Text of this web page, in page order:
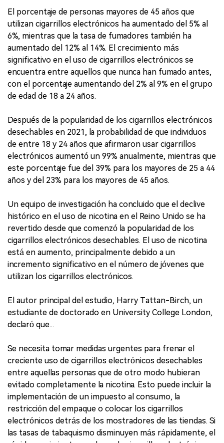
El porcentaje de personas mayores de 45 años que
utilizan cigarrillos electrónicos ha aumentado del 5% al
6%, mientras que la tasa de fumadores también ha
aumentado del 12% al 14%. El crecimiento más
significativo en el uso de cigarrillos electrónicos se
encuentra entre aquellos que nunca han fumado antes,
con el porcentaje aumentando del 2% al 9% en el grupo
de edad de 18 a 24 años.
Después de la popularidad de los cigarrillos electrónicos
desechables en 2021, la probabilidad de que individuos
de entre 18 y 24 años que afirmaron usar cigarrillos
electrónicos aumentó un 99% anualmente, mientras que
este porcentaje fue del 39% para los mayores de 25 a 44
años y del 23% para los mayores de 45 años.
Un equipo de investigación ha concluido que el declive
histórico en el uso de nicotina en el Reino Unido se ha
revertido desde que comenzó la popularidad de los
cigarrillos electrónicos desechables. El uso de nicotina
está en aumento, principalmente debido a un
incremento significativo en el número de jóvenes que
utilizan los cigarrillos electrónicos.
El autor principal del estudio, Harry Tattan-Birch, un
estudiante de doctorado en University College London,
declaró que...
Se necesita tomar medidas urgentes para frenar el
creciente uso de cigarrillos electrónicos desechables
entre aquellas personas que de otro modo hubieran
evitado completamente la nicotina. Esto puede incluir la
implementación de un impuesto al consumo, la
restricción del empaque o colocar los cigarrillos
electrónicos detrás de los mostradores de las tiendas. Si
las tasas de tabaquismo disminuyen más rápidamente, el